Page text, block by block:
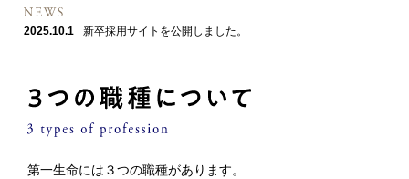
2025.10.1 新卒採用サイトを公開しました。
第一生命には３つの職種があります。